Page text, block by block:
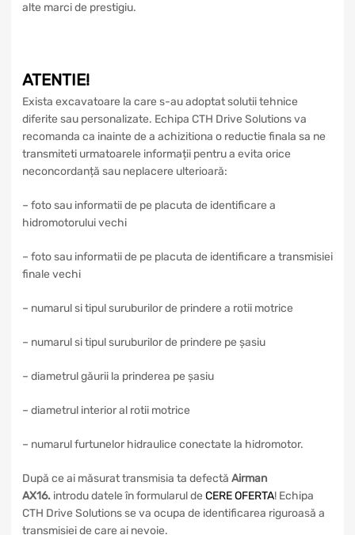
alte marci de prestigiu.
ATENTIE!
Exista excavatoare la care s-au adoptat solutii tehnice
diferite sau personalizate. Echipa CTH Drive Solutions va
recomanda ca inainte de a achizitiona o reductie finala sa ne
transmiteti urmatoarele informații pentru a evita orice
neconcordanță sau neplacere ulterioară:
– foto sau informatii de pe placuta de identificare a
hidromotorului vechi
– foto sau informatii de pe placuta de identificare a transmisiei
finale vechi
– numarul si tipul suruburilor de prindere a rotii motrice
– numarul si tipul suruburilor de prindere pe șasiu
– diametrul găurii la prinderea pe șasiu
– diametrul interior al rotii motrice
– numarul furtunelor hidraulice conectate la hidromotor.
După ce ai măsurat transmisia ta defectă Airman
AX16. introdu datele în formularul de CERE OFERTA! Echipa
CTH Drive Solutions se va ocupa de identificarea riguroasă a
transmisiei de care ai nevoie.